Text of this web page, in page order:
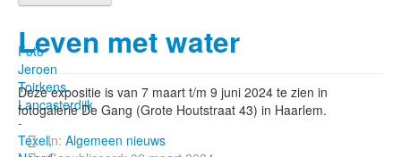
Foto
Jeroen
Toirkens.
Lancasterdijk
-
Texel,
Leven met water
Deze expositie is van 7 maart t/m 9 juni 2024 te zien in
fotogalerie De Gang (Grote Houtstraat 43) in Haarlem.
In: Algemeen nieuws